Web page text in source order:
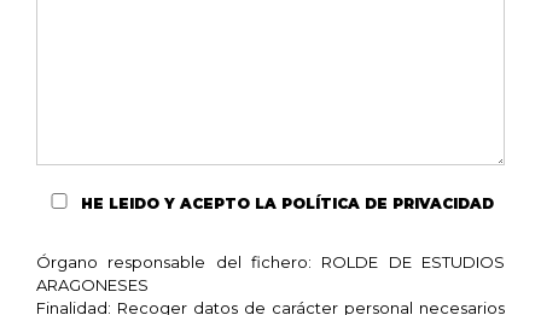
HE LEIDO Y ACEPTO LA POLÍTICA DE PRIVACIDAD
Órgano responsable del fichero: ROLDE DE ESTUDIOS
ARAGONESES
Finalidad: Recoger datos de carácter personal necesarios